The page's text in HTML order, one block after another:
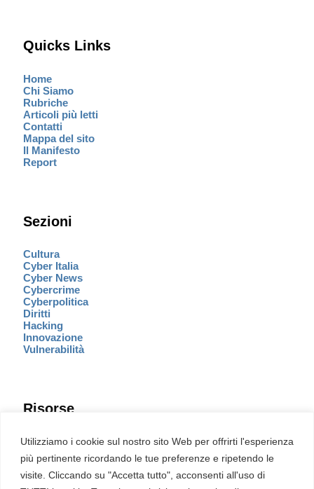
Utilizziamo i cookie sul nostro sito Web per offrirti l'esperienza
più pertinente ricordando le tue preferenze e ripetendo le
visite. Cliccando su "Accetta tutto", acconsenti all'uso di
Quicks Links
Home
Chi Siamo
Rubriche
Articoli più letti
Contatti
Mappa del sito
Il Manifesto
Report
Sezioni
Cultura
Cyber Italia
Cyber News
Cybercrime
Cyberpolitica
Diritti
Hacking
Innovazione
Vulnerabilità
Risorse
Eventi
Fumetto Cyber
Newsletter
Servizi